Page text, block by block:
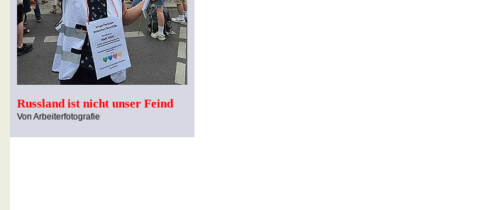
Russland ist nicht unser Feind
Von Arbeiterfotografie